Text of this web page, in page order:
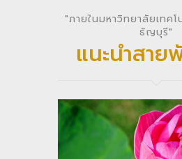
"ภายในมหาวิทยาลัยเทค
ธัญบุรี"
แนะนำสา